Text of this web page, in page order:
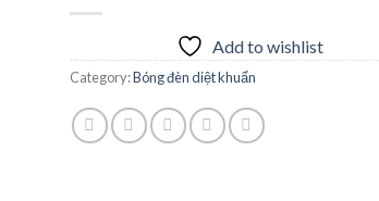
Add to wishlist
Category:Bóng đèn diệt khuẩn